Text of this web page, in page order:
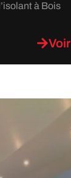
à Bois
Voir